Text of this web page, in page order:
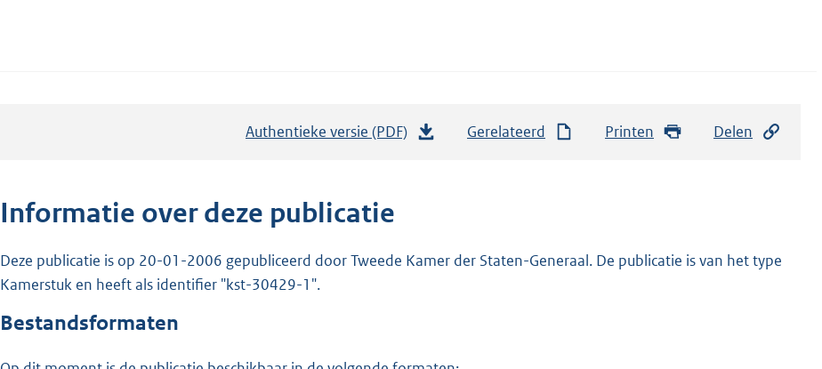
Authentieke versie (PDF)
n
Gerelateerd Printen Delen
Informatie over deze publicatie
Deze publicatie is op 20-01-2006 gepubliceerd door Tweede Kamer der Staten-Generaal. De publicatie is van het type
Kamerstuk en heeft als identifier "kst-30429-1".
Bestandsformaten